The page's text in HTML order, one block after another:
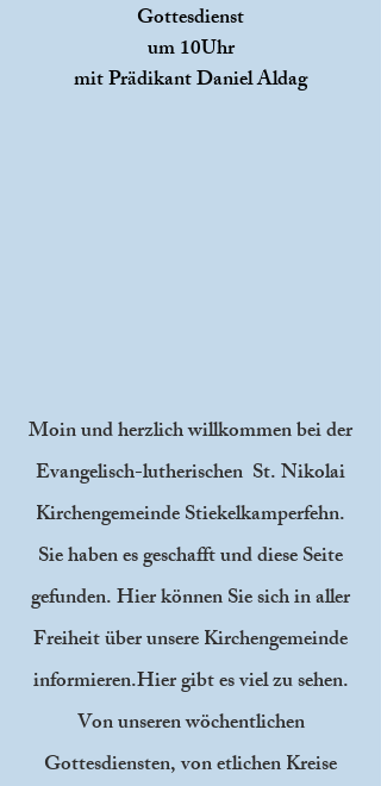
Gottesdienst
um 10Uhr
mit Prädikant Daniel Aldag
Moin und herzlich willkommen bei der
Evangelisch-lutherischen St. Nikolai
Kirchengemeinde Stiekelkamperfehn.
Sie haben es geschafft und diese Seite
gefunden. Hier können Sie sich in aller
Freiheit über unsere Kirchengemeinde
informieren.Hier gibt es viel zu sehen.
Von unseren wöchentlichen
Gottesdiensten, von etlichen Kreise